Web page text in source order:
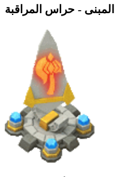
المبنى - حراس المراقبة